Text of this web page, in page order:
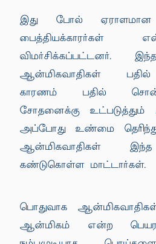
இது போல் ஏராளமான
பைத்தியக்காரர்கள்
விமர்சிக்கப்பட்டனர்.
ஆன்மிகவாதிகள்
காரணம் பதில்
சோதனைக்கு உட்படுத்தும்
அப்போது உண்மை
ஆன்மிகவாதிகள்
கண்டுகொள்ள மாட்டார்கள்.
பொதுவாக
ஆன்மிகம் என்ற